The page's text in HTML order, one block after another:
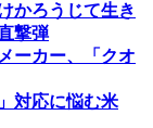
かろうじて生き
撃弾
ーカー、「クオ
対応に悩む米